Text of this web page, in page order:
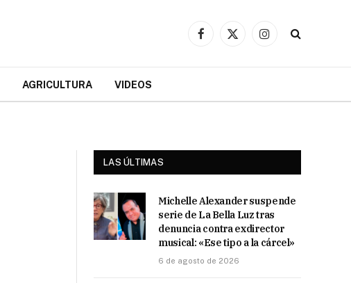
Facebook
X
Instagram
AGRICULTURA VIDEOS
LAS ÚLTIMAS
Michelle Alexander suspende
serie de La Bella Luz tras
denuncia contra exdirector
musical: «Ese tipo a la cárcel»
6 de agosto de 2026